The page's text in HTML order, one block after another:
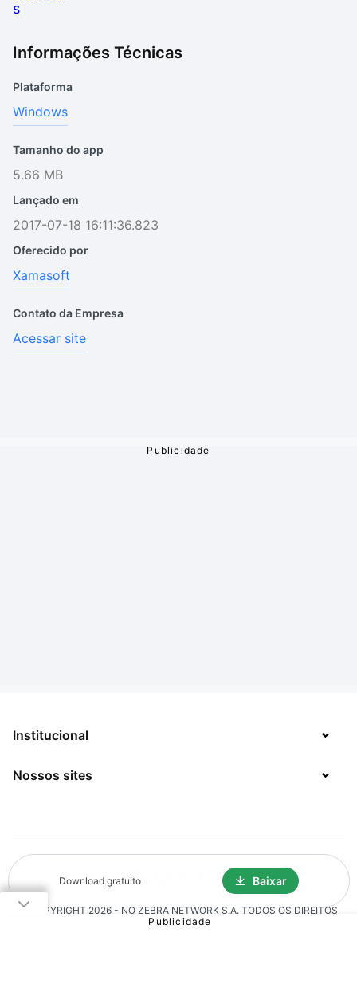
Download gratuito Baixar
Informações Técnicas
Plataforma
Windows
Tamanho do app
5.66 MB
Lançado em
2017-07-18 16:11:36.823
Oferecido por
Xamasoft
Contato da Empresa
Acessar site
Institucional
Sobre
Jobs
Solicitação de Exclusão de Dados
Nossos sites
Minha Série
Click Jogos
© COPYRIGHT2026- NO ZEBRA NETWORK S.A. TODOS OS DIREITOS
RESERVADOS.